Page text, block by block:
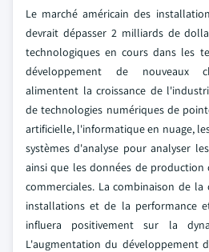
Le marché américain des
devrait dépasser 2 milliards de
technologiques en cours dans les
développement de nouveaux
alimentent la croissance de
de technologies numériques de
artificielle, l'informatique en nuage,
systèmes d'analyse pour analyser
ainsi que les données de production
commerciales. La combinaison de
installations et de la performance
influera positivement sur la
L'augmentation du développement